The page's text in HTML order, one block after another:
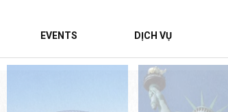
EVENTS DỊCH VỤ